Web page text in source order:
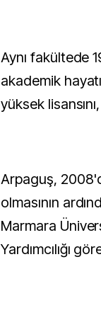
Aynı fakültede
akademik
yüksek
Arpaguş,
olmasının
Marmara
Yardımcılığı